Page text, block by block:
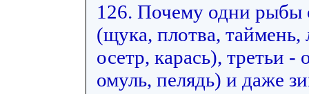
126. Почему одни рыбы
(щука, плотва, таймень,
осетр, карась), третьи
омуль, пелядь) и даже